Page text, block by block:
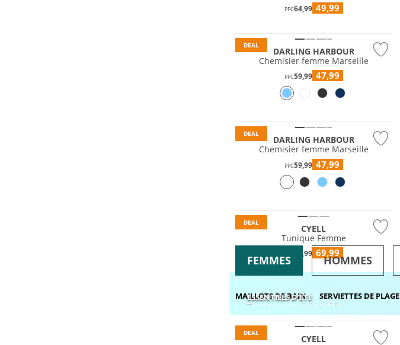
PPC64,99 49,99
DEAL
DARLING HARBOUR
Chemisier femme Marseille
PPC59,99 47,99
DEAL
DARLING HARBOUR
Chemisier femme Marseille
PPC59,99 47,99
DEAL
CYELL
Tunique Femme
89,99 69,99
ESSENTIELS D'ÉTÉ
Tout pour un été parfait
FEMMES HOMMES
MAILLOTS DE BAIN SERVIETTES DE PLAGE
DEAL
CYELL